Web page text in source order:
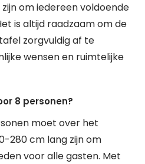
om iedereen voldoende
is altijd raadzaam om de
zorgvuldig af te
wensen en ruimtelijke
8 personen?
moet over het
280 cm lang zijn om
voor alle gasten. Met